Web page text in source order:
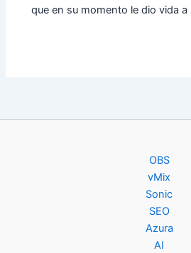
que en su momento le dio vida
OBS
vMix
Sonic
SEO
Azura
AI